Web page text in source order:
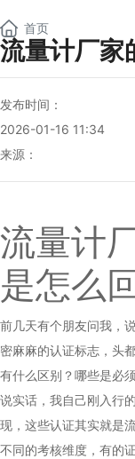
首页
流量计厂家
发布时间：
2026-01-16 11:34
来源：
流量计
是怎么
前几天有个朋友问我，
密麻麻的认证标志，头
有什么区别？哪些是必
说实话，我自己刚入行
现，这些认证其实就是
不同的考核维度，有的